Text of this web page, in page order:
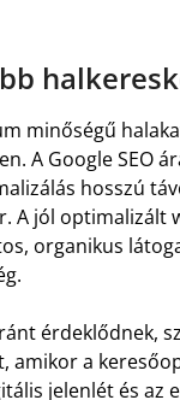
minőségű
A Google SEO
hosszú
A jól optimalizált
organikus
érdeklődnek,
amikor a
jelenlét és az